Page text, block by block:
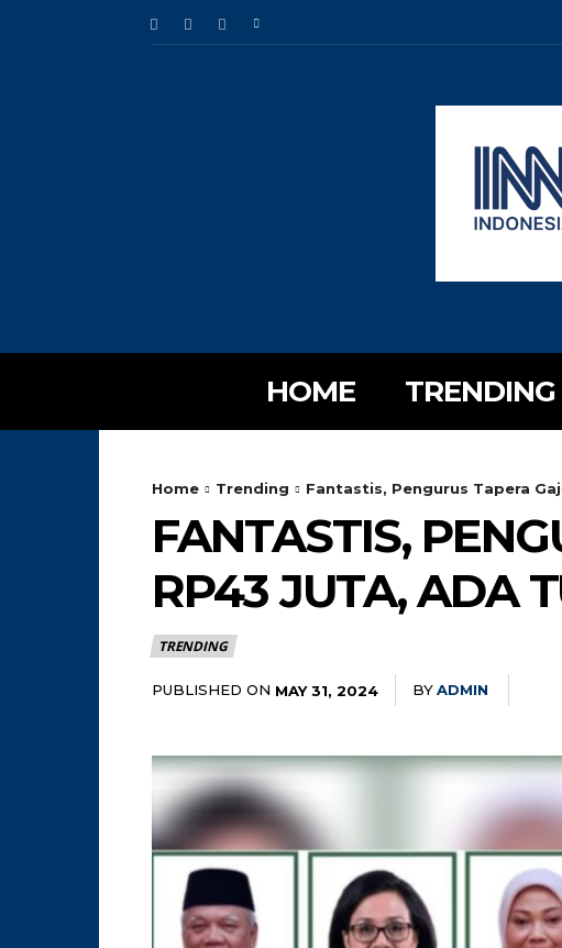
HOME TRENDING
Home Trending Fantastis, Pengurus Tapera
FANTASTIS,
RP43 JUTA, ADA
TRENDING
PUBLISHED ON MAY 31, 2024 BYADMIN